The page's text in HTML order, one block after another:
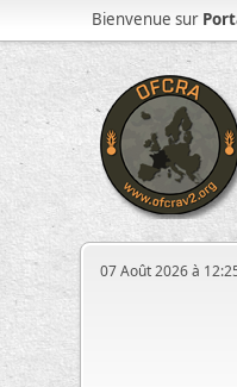
Bienvenue sur
07 Août 2026 à